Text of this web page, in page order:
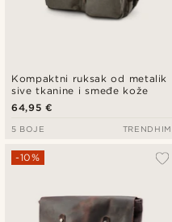
Kompaktni ruksak od metalik
sive tkanine i smeđe kože
64,95 €
5 BOJE TRENDHIM
-10%